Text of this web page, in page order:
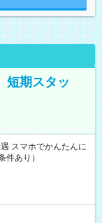
短期スタッ
スマホでかんたんに
あり）